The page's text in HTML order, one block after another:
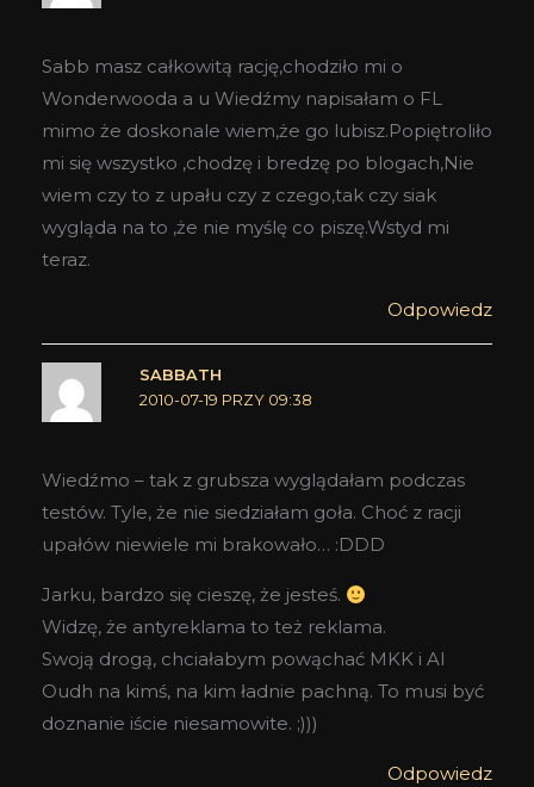
Sabb masz całkowitą rację,chodziło mi o
Wonderwooda a u Wiedźmy napisałam o FL
mimo że doskonale wiem,że go lubisz.Popiętroliło
mi się wszystko ,chodzę i bredzę po blogach,Nie
wiem czy to z upału czy z czego,tak czy siak
wygląda na to ,że nie myślę co piszę.Wstyd mi
teraz.
Odpowiedz
SABBATH
2010-07-19 PRZY 09:38
Wiedźmo – tak z grubsza wyglądałam podczas
testów. Tyle, że nie siedziałam goła. Choć z racji
upałów niewiele mi brakowało… :DDD
Jarku, bardzo się cieszę, że jesteś.
Widzę, że antyreklama to też reklama.
Swoją drogą, chciałabym powąchać MKK i Al
Oudh na kimś, na kim ładnie pachną. To musi być
doznanie iście niesamowite. ;)))
Odpowiedz